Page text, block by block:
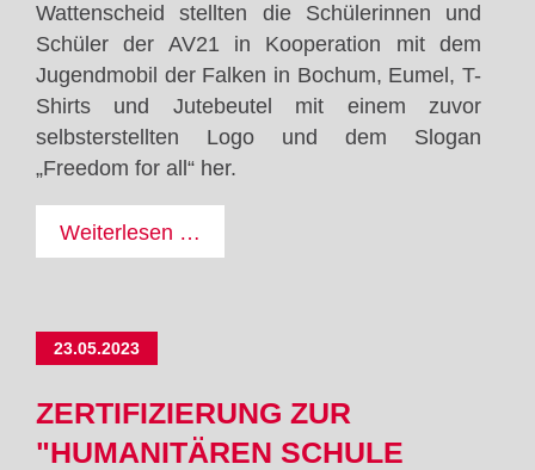
Wattenscheid stellten die Schülerinnen und
Schüler der AV21 in Kooperation mit dem
Jugendmobil der Falken in Bochum, Eumel, T-
Shirts und Jutebeutel mit einem zuvor
selbsterstellten Logo und dem Slogan
„Freedom for all“ her.
Weiterlesen …
für
23.05.2023
ZERTIFIZIERUNG ZUR
"HUMANITÄREN SCHULE